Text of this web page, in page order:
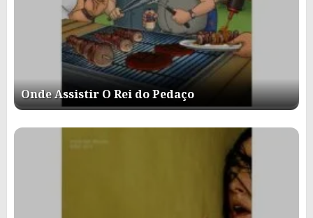
Onde Assistir O Rei do Pedaço